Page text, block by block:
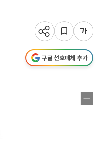
구글 선호매체 추가